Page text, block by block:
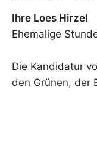
Ihre Loes Hirzel
Ehemalige
Die Kandidatur
den Grünen, der